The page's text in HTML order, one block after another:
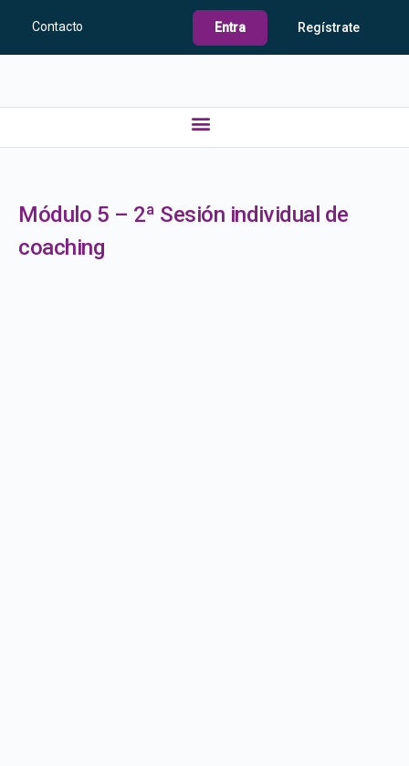
Contacto Entra Regístrate
Módulo 5 – 2ª Sesión individual de
coaching